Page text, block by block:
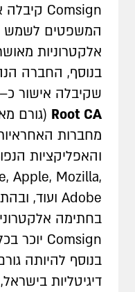
Comsign קיבלה
המשפטים לשמש
אלקטרוניות
בנוסף, החברה
שקיבלה אישור כ–
Root CA (גורם
מחברות
והאפליקציות
Apple, Mozilla,
Adobe ועוד,
בחתימה
Comsign יוכר
בנוסף להיותה
דיגיטליות